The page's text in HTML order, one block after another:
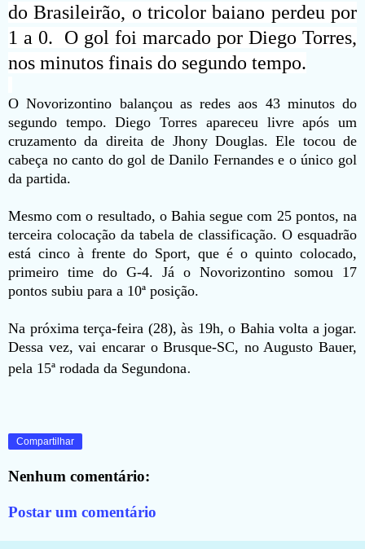
do Brasileirão, o tricolor baiano perdeu por
1 a 0. O gol foi marcado por Diego Torres,
nos minutos finais do segundo tempo.
O Novorizontino balançou as redes aos 43 minutos do
segundo tempo. Diego Torres apareceu livre após um
cruzamento da direita de Jhony Douglas. Ele tocou de
cabeça no canto do gol de Danilo Fernandes e o único gol
da partida.
Mesmo com o resultado, o Bahia segue com 25 pontos, na
terceira colocação da tabela de classificação. O esquadrão
está cinco à frente do Sport, que é o quinto colocado,
primeiro time do G-4. Já o Novorizontino somou 17
pontos subiu para a 10ª posição.
Na próxima terça-feira (28), às 19h, o Bahia volta a jogar.
Dessa vez, vai encarar o Brusque-SC, no Augusto Bauer,
pela 15ª rodada da Segundona.
Compartilhar
Nenhum comentário:
Postar um comentário